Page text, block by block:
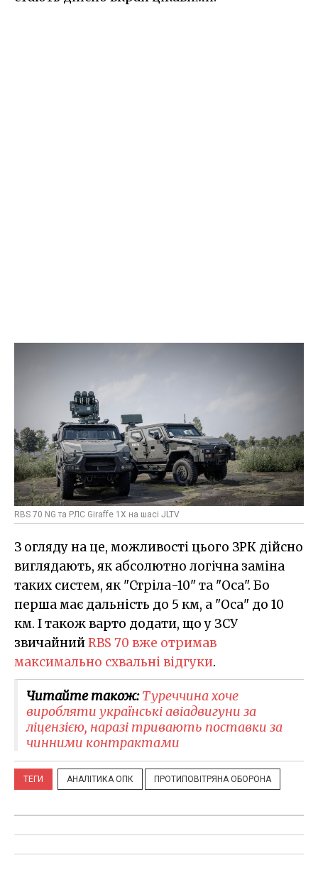
RBS 70 NG та РЛС Giraffe 1X на шасі JLTV
З огляду на це, можливості цього ЗРК дійсно
виглядають, як абсолютно логічна заміна
таких систем, як "Стріла-10" та "Оса". Бо
перша має дальність до 5 км, а "Оса" до 10
км. І також варто додати, що у ЗСУ
звичайнийRBS 70 вже отримав
максимально схвальні відгуки.
Читайте також:Туреччина хоче
виробляти українські авіадвигуни за
ліцензією, наразі тривають поставки за
чинними контрактами
ТЕГИ АНАЛІТИКА ОПК ПРОТИПОВІТРЯНА ОБОРОНА